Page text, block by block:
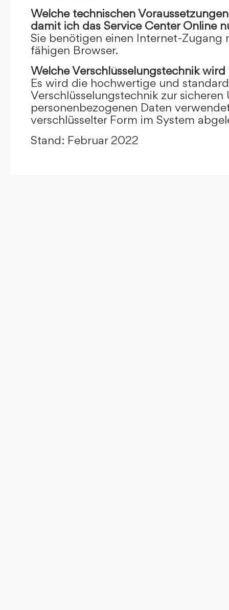
Welche technischen
damit ich das Service Center Online
Sie benötigen einen Internet-Zugang
fähigen Browser.
Welche Verschlüsselungstechnik
Es wird die hochwertige und
Verschlüsselungstechnik zur
personenbezogenen Daten
verschlüsselter Form im System
Stand: Februar 2022